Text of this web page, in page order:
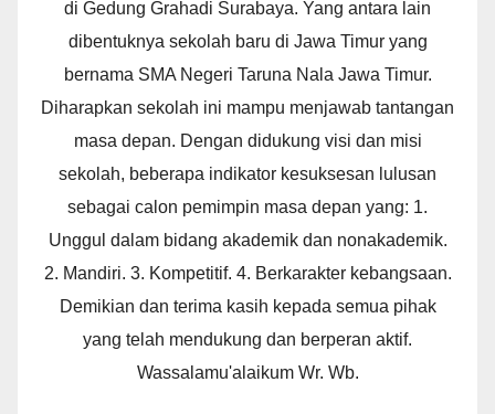
di Gedung Grahadi Surabaya. Yang antara lain
dibentuknya sekolah baru di Jawa Timur yang
bernama SMA Negeri Taruna Nala Jawa Timur.
Diharapkan sekolah ini mampu menjawab tantangan
masa depan. Dengan didukung visi dan misi
sekolah, beberapa indikator kesuksesan lulusan
sebagai calon pemimpin masa depan yang: 1.
Unggul dalam bidang akademik dan nonakademik.
2. Mandiri. 3. Kompetitif. 4. Berkarakter kebangsaan.
Demikian dan terima kasih kepada semua pihak
yang telah mendukung dan berperan aktif.
Wassalamu'alaikum Wr. Wb.